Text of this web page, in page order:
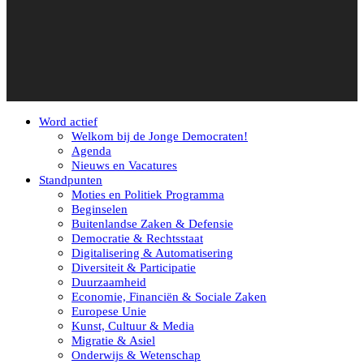
Word actief
Welkom bij de Jonge Democraten!
Agenda
Nieuws en Vacatures
Standpunten
Moties en Politiek Programma
Beginselen
Buitenlandse Zaken & Defensie
Democratie & Rechtsstaat
Digitalisering & Automatisering
Diversiteit & Participatie
Duurzaamheid
Economie, Financiën & Sociale Zaken
Europese Unie
Kunst, Cultuur & Media
Migratie & Asiel
Onderwijs & Wetenschap